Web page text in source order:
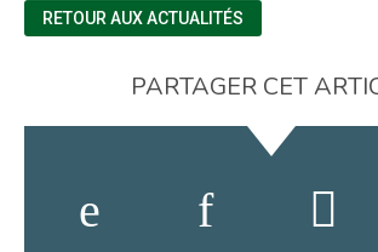
RETOUR AUX ACTUALITÉS
PARTAGER CET